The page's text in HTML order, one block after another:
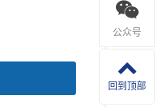
公众号
回到顶部